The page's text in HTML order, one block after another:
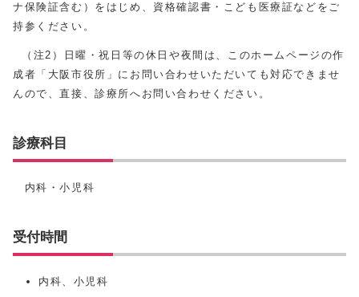
ナ保険証含む）をはじめ、資格確認書・こども医療証などをご
持参ください。
（注2）日曜・祝日等の休日や夜間は、このホームページの作
成者「大阪市役所」にお問い合わせいただいても対応できませ
んので、直接、診療所へお問い合わせください。
診療科目
内科・小児科
受付時間
内科、小児科